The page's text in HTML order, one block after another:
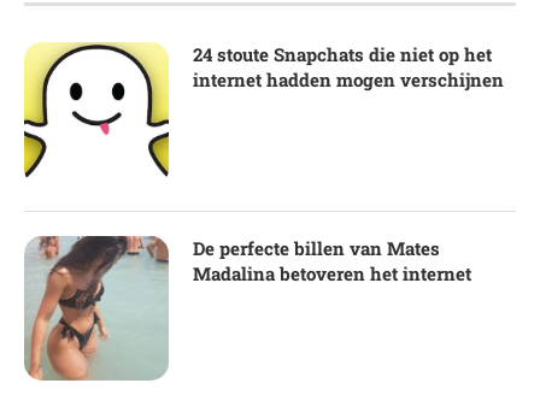
24 stoute Snapchats die niet op het
internet hadden mogen verschijnen
De perfecte billen van Mates
Madalina betoveren het internet